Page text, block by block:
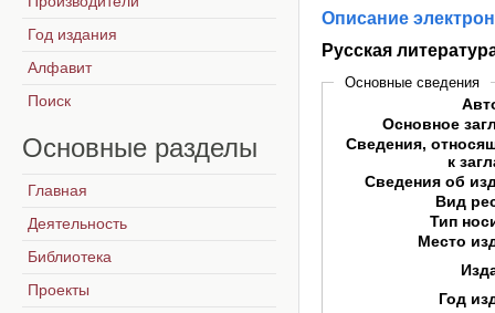
Описание
Русская
Основные сведения
Основное
Сведения,
к
Сведения об
Вид
Тип
Место
Год
Год издания
Алфавит
Поиск
Основные разделы
Главная
Деятельность
Библиотека
Проекты